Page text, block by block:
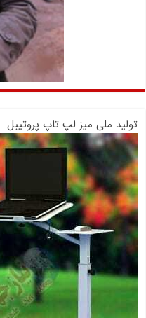
تولید ملی میز لپ تاپ پروتیبل